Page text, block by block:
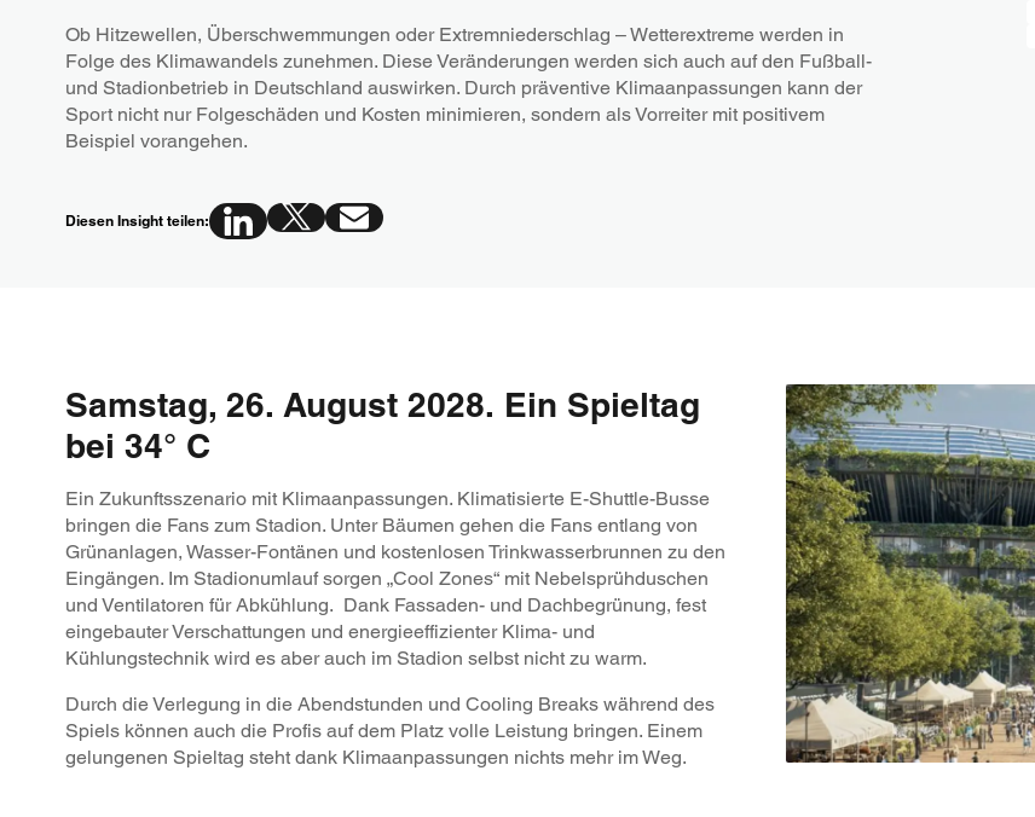
Ob Hitzewellen, Überschwemmungen oder Extremniederschlag – Wetterextreme werden in
Folge des Klimawandels zunehmen. Diese Veränderungen werden sich auch auf den Fußball-
und Stadionbetrieb in Deutschland auswirken. Durch präventive Klimaanpassungen kann der
Sport nicht nur Folgeschäden und Kosten minimieren, sondern als Vorreiter mit positivem
Beispiel vorangehen.
Diesen Insight teilen:
Samstag, 26. August 2028. Ein Spieltag
bei 34° C
Ein Zukunftsszenario mit Klimaanpassungen. Klimatisierte E-Shuttle-Busse
bringen die Fans zum Stadion. Unter Bäumen gehen die Fans entlang von
Grünanlagen, Wasser-Fontänen und kostenlosen Trinkwasserbrunnen zu den
Eingängen. Im Stadionumlauf sorgen „Cool Zones“ mit Nebelsprühduschen
und Ventilatoren für Abkühlung. Dank Fassaden- und Dachbegrünung, fest
eingebauter Verschattungen und energieeffizienter Klima- und
Kühlungstechnik wird es aber auch im Stadion selbst nicht zu warm.
Durch die Verlegung in die Abendstunden und Cooling Breaks während des
Spiels können auch die Profis auf dem Platz volle Leistung bringen. Einem
gelungenen Spieltag steht dank Klimaanpassungen nichts mehr im Weg.